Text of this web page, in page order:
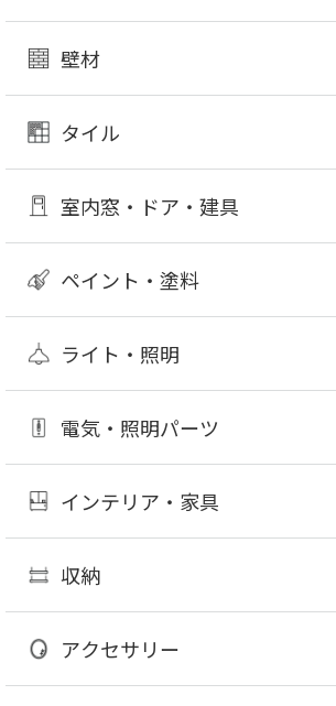
壁材
タイル
室内窓・ドア・建具
ペイント・塗料
ライト・照明
電気・照明パーツ
インテリア・家具
収納
アクセサリー